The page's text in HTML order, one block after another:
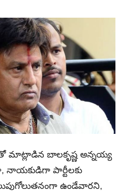
మాట్లాడిన బాలకృష్ణ అన్నయ్య
నాయకుడిగా పార్టీలకు
ఉండేవారని,